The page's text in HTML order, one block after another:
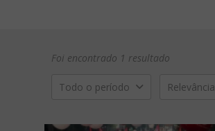
Foi encontrado 1 resultado
Todo o período Relevância